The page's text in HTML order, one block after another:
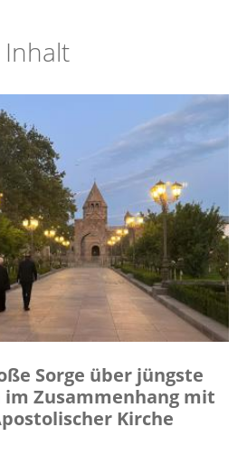
Sorge über jüngste
Zusammenhang mit
Kirche